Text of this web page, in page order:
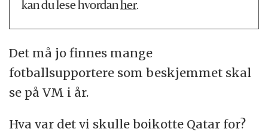
kan du lese hvordanher.
Det må jo finnes mange
fotballsupportere som beskjemmet skal
se på VM i år.
Hva var det vi skulle boikotte Qatar for?